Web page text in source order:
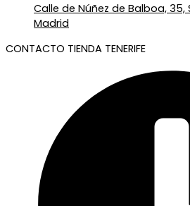
Calle de Núñez de Balboa, 35,
Madrid
CONTACTO TIENDA TENERIFE